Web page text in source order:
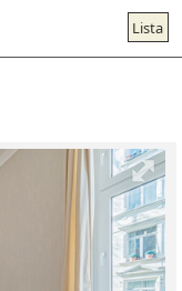
Lista